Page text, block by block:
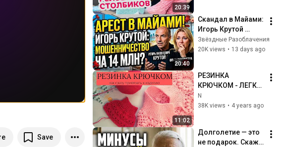
Save
20:39
20:40
Скандал в Майами:
Игорь Крутой
задолжал
миллионы
Звёздные Разоблачения
20K views • 13 days ago
11:02
РЕЗИНКА
КРЮЧКОМ - ЛЕГКО
И ПРОСТО !!! как
привязать сразу к
N
38K views • 4 years ago
Долголетие — это
не подарок. Скажу